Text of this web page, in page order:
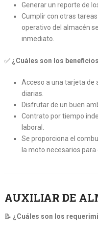
Generar un reporte de
Cumplir con otras
operativo del almacén
inmediato.
✅ ¿Cuáles son los
Acceso a una tarjeta de
diarias.
Disfrutar de un buen
Contrato por tiempo
laboral.
Se proporciona el
la moto necesarios para
AUXILIAR DE
📝 ¿Cuáles son los